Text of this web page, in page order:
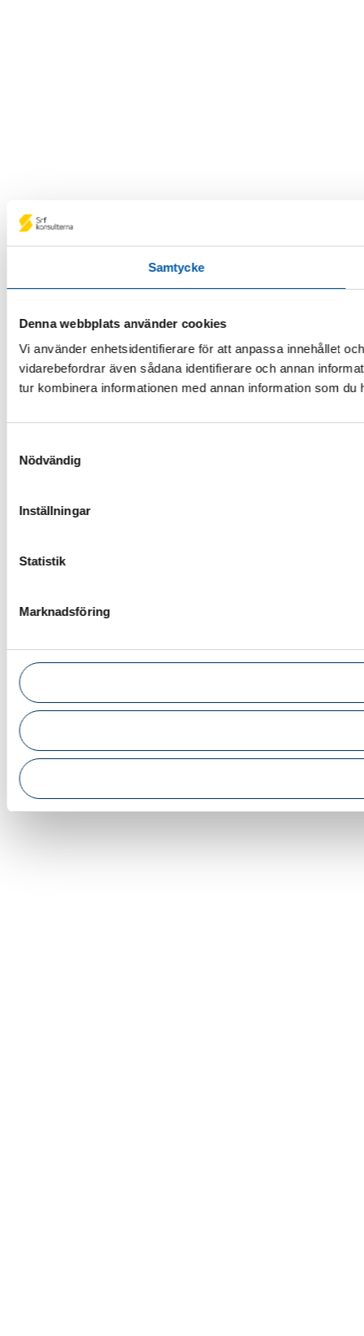
Samtycke
Denna webbplats använder cookies
Vi använder enhetsidentifierare för att anpassa innehållet
vidarebefordrar även sådana identifierare och annan
tur kombinera informationen med annan information som
Nödvändig
Inställningar
Statistik
Marknadsföring